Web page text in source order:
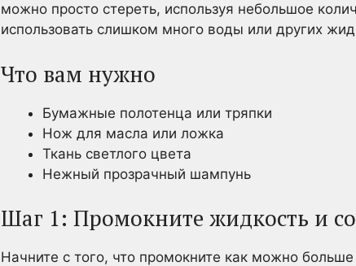
можно просто стереть, используя небольшое
использовать слишком много воды или других
Что вам нужно
Бумажные полотенца или тряпки
Нож для масла или ложка
Ткань светлого цвета
Нежный прозрачный шампунь
Шаг 1: Промокните жидкость и
Начните с того, что промокните как можно